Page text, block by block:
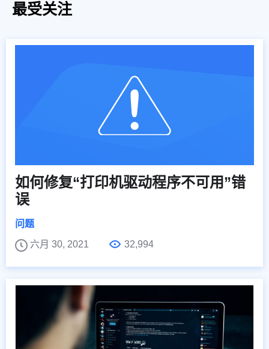
最受关注
如何修复“打印机驱动程序不可用”错
误
问题
六月 30, 2021
32,994